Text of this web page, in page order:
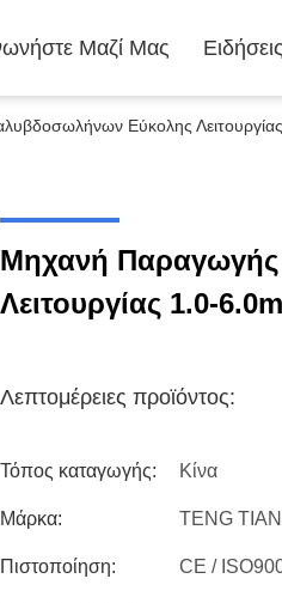
Μαζί Μας Ειδήσεις
Εύκολης
Μηχανή
Λειτουργίας 1.0-
Λεπτομέρειες προϊόντος:
Τόπος καταγωγής: Κίνα
Μάρκα: TENG TIAN
Πιστοποίηση: CE /